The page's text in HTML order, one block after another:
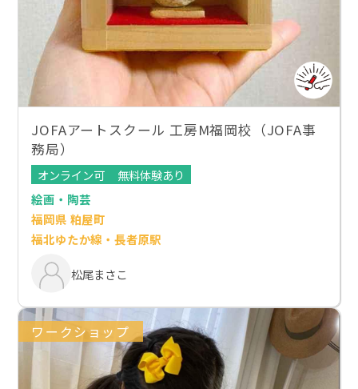
JOFAアートスクール 工房M福岡校（JOFA事
務局）
オンライン可
無料体験あり
絵画・陶芸
福岡県 粕屋町
福北ゆたか線・長者原駅
松尾まさこ
ワークショップ